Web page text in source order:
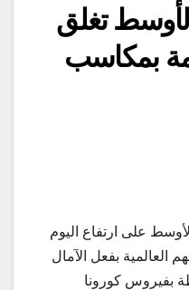
تغلق
بمكاسب
على ارتفاع اليوم
العالمية بفعل الآمال
بفيروس كورونا